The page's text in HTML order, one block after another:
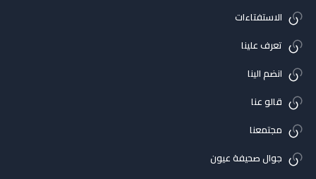
الاستفتاءات
تعرف علينا
انضم الينا
قالو عنا
مجتمعنا
جوال صحيفة عيون